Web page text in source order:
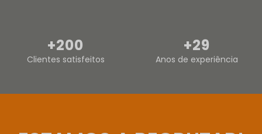
+200
Clientes satisfeitos
+29
Anos de experiência